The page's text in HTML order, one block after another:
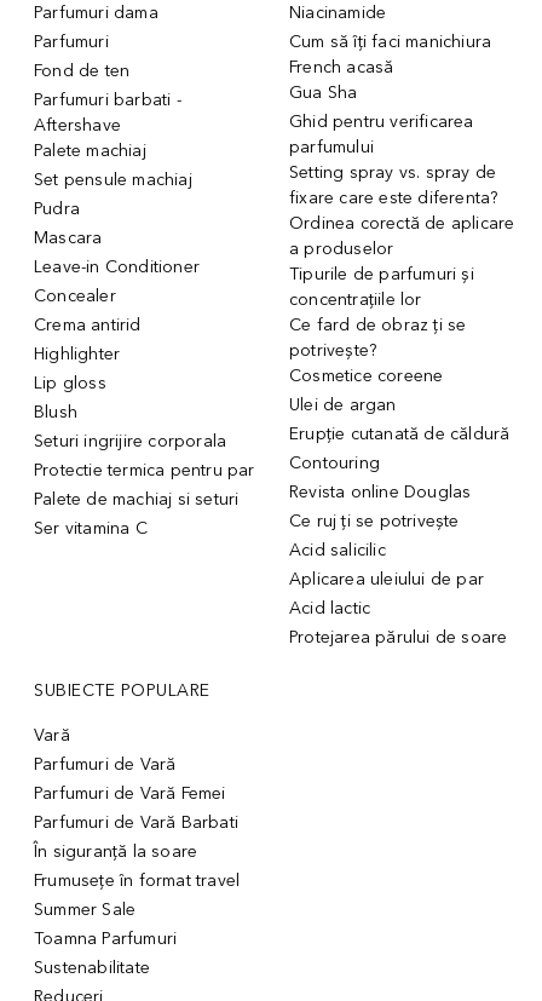
Parfumuri dama
Parfumuri
Fond de ten
Parfumuri barbati -
Aftershave
Palete machiaj
Set pensule machiaj
Pudra
Mascara
Leave-in Conditioner
Concealer
Crema antirid
Highlighter
Lip gloss
Blush
Seturi ingrijire corporala
Protectie termica pentru par
Palete de machiaj si seturi
Ser vitamina C
Niacinamide
Cum să îți faci manichiura
French acasă
Gua Sha
Ghid pentru verificarea
parfumului
Setting spray vs. spray de
fixare care este diferenta?
Ordinea corectă de aplicare
a produselor
Tipurile de parfumuri și
concentrațiile lor
Ce fard de obraz ți se
potrivește?
Cosmetice coreene
Ulei de argan
Erupție cutanată de căldură
Contouring
Revista online Douglas
Ce ruj ți se potrivește
Acid salicilic
Aplicarea uleiului de par
Acid lactic
Protejarea părului de soare
SUBIECTE POPULARE
Vară
Parfumuri de Vară
Parfumuri de Vară Femei
Parfumuri de Vară Barbati
În siguranță la soare
Frumusețe în format travel
Summer Sale
Toamna Parfumuri
Sustenabilitate
Reduceri